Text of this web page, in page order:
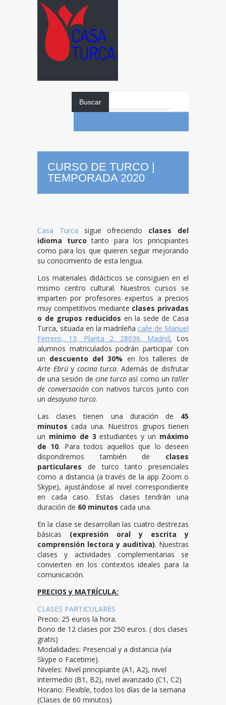
Buscar
CURSO DE TURCO |
TEMPORADA 2020
Casa Turca sigue ofreciendo clases del
idioma turco tanto para los principiantes
como para los que quieren seguir mejorando
su conocimiento de esta lengua.
Los materiales didácticos se consiguen en el
mismo centro cultural. Nuestros cursos se
imparten por profesores expertos a precios
muy competitivos mediante clases privadas
o de grupos reducidos en la sede de Casa
Turca, situada en la madrileña calle de Manuel
Ferrero, 13, Planta 2, 28036, Madrid. Los
alumnos matriculados podrán participar con
un descuento del 30% en los talleres de
Arte Ebrúy cocina turca. Además de disfrutar
de una sesión de cine turco así como untaller
de conversacióncon nativos turcos junto con
un desayuno turco.
Las clases tienen una duración de 45
minutos cada una. Nuestros grupos tienen
un mínimo de 3 estudiantes y un máximo
de 10. Para todos aquellos que lo deseen
dispondremos también de clases
particulares de turco tanto presenciales
como a distancia (a través de la app Zoom o
Skype), ajustándose al nivel correspondiente
en cada caso. Estas clases tendrán una
duración de 60 minutos cada una.
En la clase se desarrollan las cuatro destrezas
básicas (expresión oral y escrita y
comprensión lectora y auditiva). Nuestras
clases y actividades complementarias se
convierten en los contextos ideales para la
comunicación.
PRECIOS y MATRÍCULA:
CLASES PARTICULARES
Precio: 25 euros la hora.
Bono de 12 clases por 250 euros. ( dos clases
gratis)
Modalidades: Presencial y a distancia (vía
Skype o Facetime).
Niveles: Nivel principiante (A1, A2), nivel
intermedio (B1, B2), nivel avanzado (C1, C2)
Horario: Flexible, todos los días de la semana
(Clases de 60 minutos)